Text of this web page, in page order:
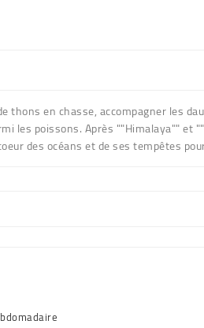
thons en chasse, accompagner les
les poissons. Après ""Himalaya"" et
des océans et de ses tempêtes